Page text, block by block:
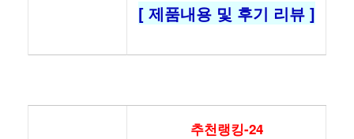
[ 제품내용 및 후기 리뷰 ]
추천랭킹-24